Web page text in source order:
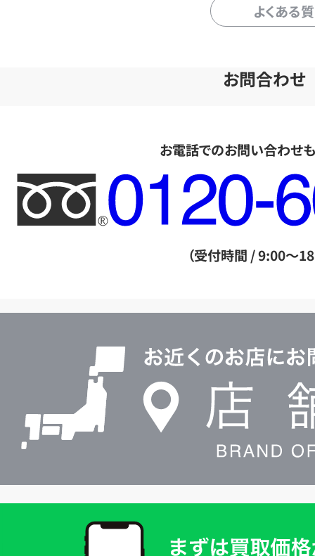
よくある
お問合わせ
お電話でのお問い合わせ
フ
リ
ー
ル
（受付時間 / 9:00～